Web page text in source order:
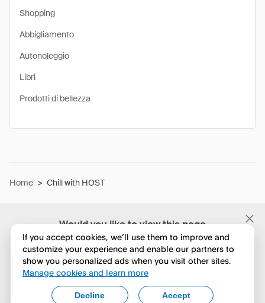
Would you like to view this page
in English?
No, continua a esplorare
Yes, change to English
Shopping
Abbigliamento
Autonoleggio
Libri
Prodotti di bellezza
Home > Chill with HOST
If you accept cookies, we’ll use them to improve and
customize your experience and enable our partners to
show you personalized ads when you visit other sites.
Manage cookies and learn more
Accept
Decline